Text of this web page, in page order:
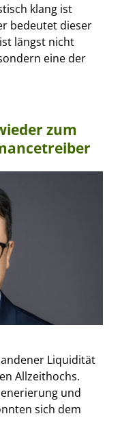
klang ist
bedeutet dieser
längst nicht
eine der
zum
Liquidität
Allzeithochs.
und
sich dem